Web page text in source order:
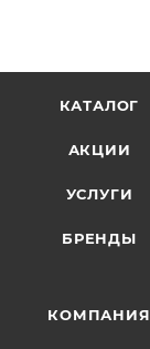
КАТАЛОГ
АКЦИИ
УСЛУГИ
БРЕНДЫ
КОМПАНИЯ